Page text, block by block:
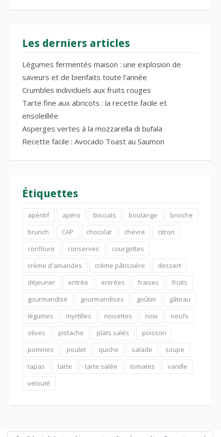
Les derniers articles
Légumes fermentés maison : une explosion de
saveurs et de bienfaits toute l’année
Crumbles individuels aux fruits rouges
Tarte fine aux abricots : la recette facile et
ensoleillée
Asperges vertes à la mozzarella di bufala
Recette facile : Avocado Toast au Saumon
Étiquettes
apéritif apéro biscuits boulange
brioche
brunch
CAP chocolat chèvre
citron
confiture
conserves
courgettes
crème d'amandes
crème pâtissière
dessert
déjeuner
entrée entrées fraises
fruits
gourmandise
gourmandises goûter
gâteau
légumes
myrtilles noisettes noix
oeufs
olives
pistache plats salés
poisson
pommes
poulet quiche salade
soupe
tapas
tarte tarte salée tomates
vanille
velouté